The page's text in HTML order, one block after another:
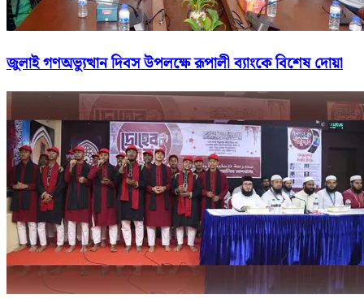
জুলাই গণঅভ্যুত্থান দিবস উপলক্ষে রূপালী ব্যাংকে বিশেষ দোয়া